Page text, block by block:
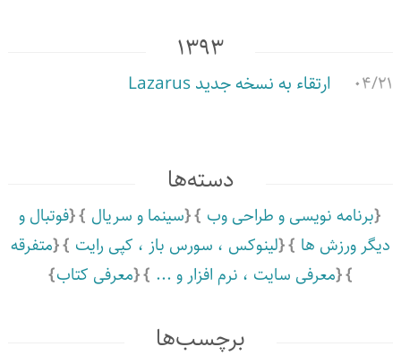
۱۳۹۳
۰۴/۲۱ ارتقاء به نسخه جدید Lazarus
دسته‌ها
برنامه نویسی و طراحی وب سینما و سریال
فوتبال و
دیگر ورزش ها
لینوکس ،‌ سورس باز ،‌ کپی رایت
متفرقه
معرفی سایت ،‌ نرم افزار و ...
معرفی کتاب
برچسب‌ها